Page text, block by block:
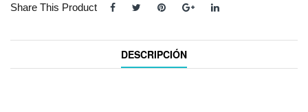
Share This Product
DESCRIPCIÓN